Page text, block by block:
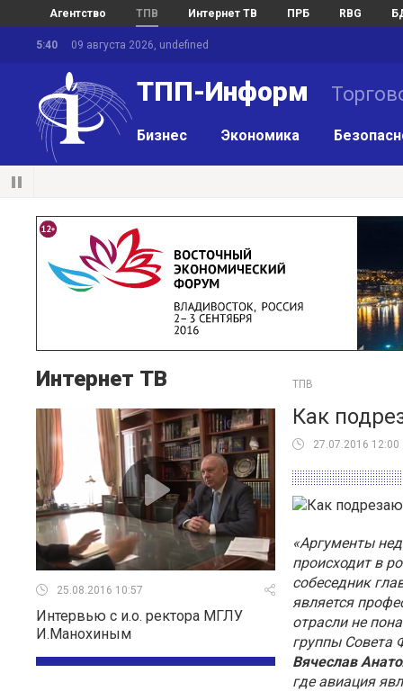
Агентство ТПВ Интернет ТВ ПРБ RBG
5:40 09 августа 2026, undefined
ТПП-Информ
Бизнес Экономика
Интернет ТВ
25.08.2016 10:57
Интервью с и.о. ректора МГЛУ
И.Манохиным
ТПВ
Как
27.07.2016 12:00
«Аргументы
происходит в
собеседник
является
отрасли не
группы Совета
Вячеслав
где авиация